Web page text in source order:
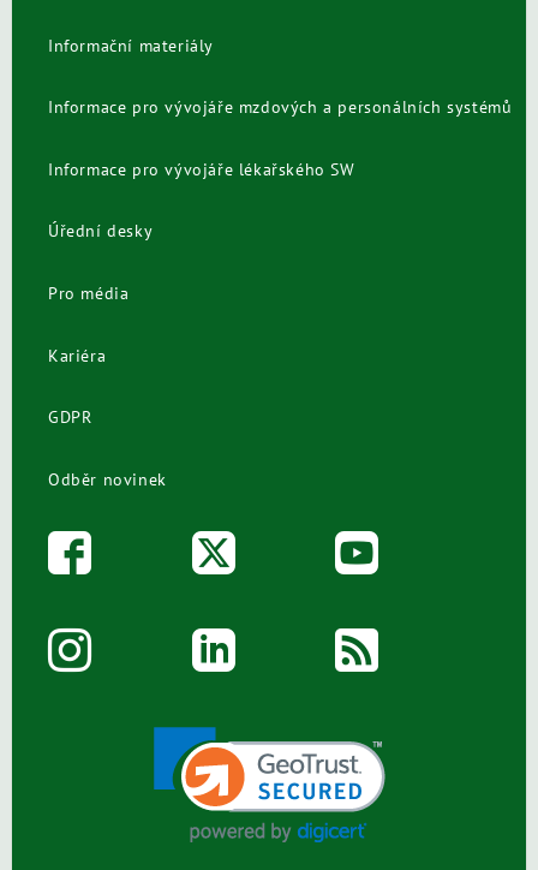
Informační materiály
Informace pro vývojáře mzdových a personálních systémů
Informace pro vývojáře lékařského SW
Úřední desky
Pro média
Kariéra
GDPR
Odběr novinek